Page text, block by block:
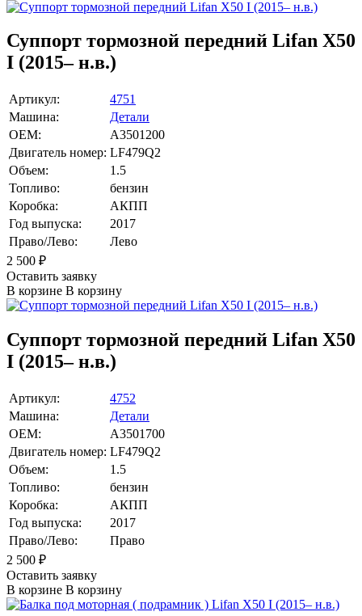
Суппорт тормозной передний Lifan X50
I (2015– н.в.)
Артикул:
4751
Машина:
Детали
OEM:
A3501200
Двигатель номер: LF479Q2
Объем:
1.5
Топливо:
бензин
Коробка:
АКПП
Год выпуска:
2017
Право/Лево:
Лево
2 500 ₽
Оставить заявку
В корзине В корзину
Суппорт тормозной передний Lifan X50
I (2015– н.в.)
Артикул:
4752
Машина:
Детали
OEM:
A3501700
Двигатель номер: LF479Q2
Объем:
1.5
Топливо:
бензин
Коробка:
АКПП
Год выпуска:
2017
Право/Лево:
Право
2 500 ₽
Оставить заявку
В корзине В корзину